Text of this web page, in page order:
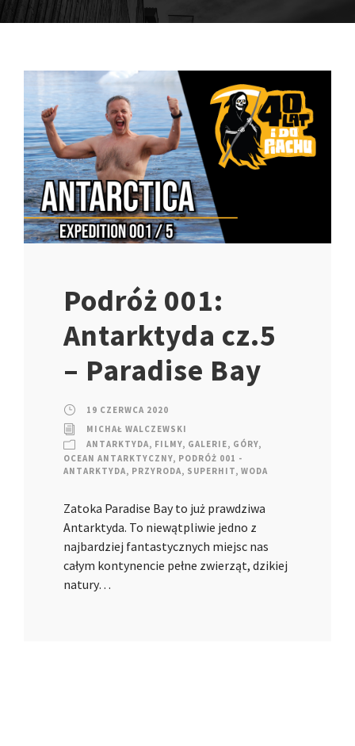
Podróż 001:
Antarktyda cz.5
– Paradise Bay
19 CZERWCA 2020
MICHAŁ WALCZEWSKI
ANTARKTYDA, FILMY, GALERIE, GÓRY,
OCEAN ANTARKTYCZNY, PODRÓŻ 001 -
ANTARKTYDA, PRZYRODA, SUPERHIT, WODA
Zatoka Paradise Bay to już prawdziwa
Antarktyda. To niewątpliwie jedno z
najbardziej fantastycznych miejsc nas
całym kontynencie pełne zwierząt, dzikiej
natury…